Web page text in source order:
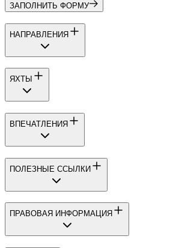
ЗАПОЛНИТЬ ФОРМУ
НАПРАВЛЕНИЯ
ЯХТЫ
ВПЕЧАТЛЕНИЯ
ПОЛЕЗНЫЕ ССЫЛКИ
ПРАВОВАЯ ИНФОРМАЦИЯ